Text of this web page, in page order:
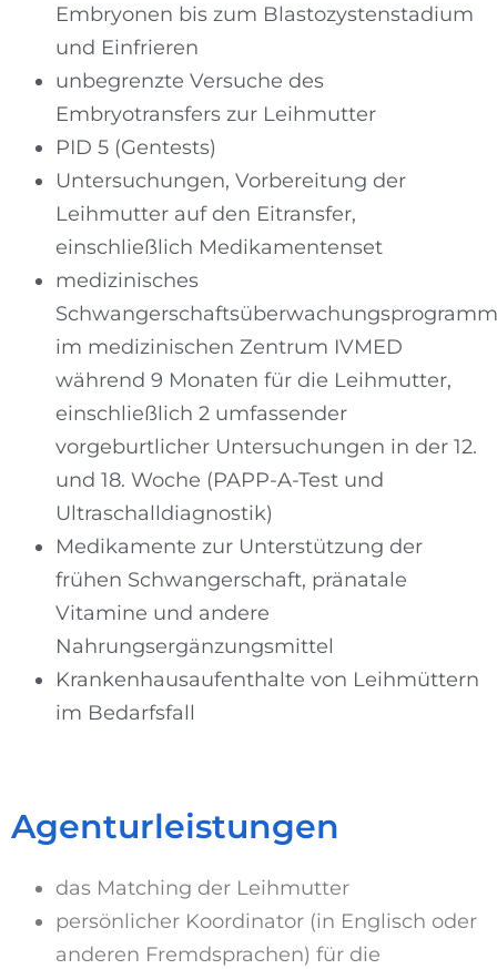
Embryonen bis zum Blastozystenstadium
und Einfrieren
unbegrenzte Versuche des
Embryotransfers zur Leihmutter
PID 5 (Gentests)
Untersuchungen, Vorbereitung der
Leihmutter auf den Eitransfer,
einschließlich Medikamentenset
medizinisches
Schwangerschaftsüberwachungsprogramm
im medizinischen Zentrum IVMED
während 9 Monaten für die Leihmutter,
einschließlich 2 umfassender
vorgeburtlicher Untersuchungen in der 12.
und 18. Woche (PAPP-A-Test und
Ultraschalldiagnostik)
Medikamente zur Unterstützung der
frühen Schwangerschaft, pränatale
Vitamine und andere
Nahrungsergänzungsmittel
Krankenhausaufenthalte von Leihmüttern
im Bedarfsfall
Agenturleistungen
das Matching der Leihmutter
persönlicher Koordinator (in Englisch oder
anderen Fremdsprachen) für die